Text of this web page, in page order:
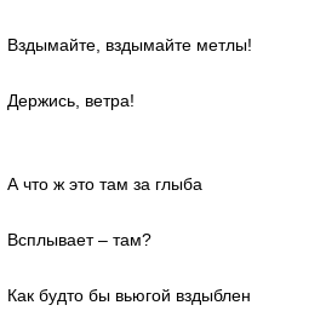
Вздымайте, вздымайте метлы!
Держись, ветра!
А что ж это там за глыба
Всплывает – там?
Как будто бы вьюгой вздыблен